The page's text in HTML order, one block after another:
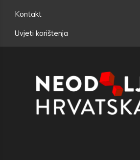
Kontakt
Uvjeti korištenja